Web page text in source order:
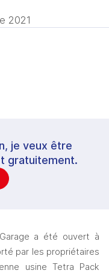
2021
je veux être
gratuitement.
a été ouvert à
par les propriétaires
usine Tetra Pack